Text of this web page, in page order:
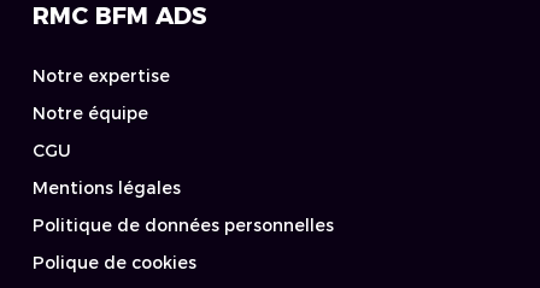
RMC BFM ADS
Notre expertise
Notre équipe
CGU
Mentions légales
Politique de données personnelles
Polique de cookies